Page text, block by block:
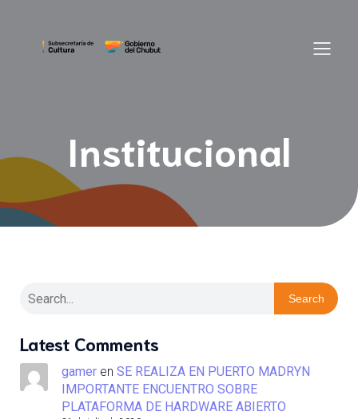
Institucional
Search
Latest Comments
gamer en SE REALIZA EN PUERTO MADRYN
IMPORTANTE ENCUENTRO SOBRE
PLATAFORMA DE HARDWARE ABIERTO